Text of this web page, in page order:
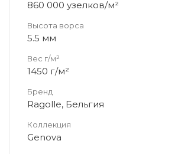
860 000 узелков/м²
Высота ворса
5.5 мм
Вес г/м²
1450 г/м²
Бренд
Ragolle, Бельгия
Коллекция
Genova